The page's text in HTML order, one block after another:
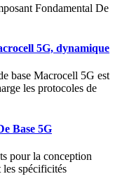
Fondamental De
5G, dynamique
base Macrocell 5G est
les protocoles de
Base 5G
pour la conception
les spécificités